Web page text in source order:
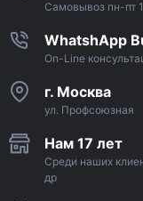
Самовывоз пн-пт
WhatshApp
On-Line
г. Москва
ул. Профсоюзная
Нам 17 лет
Среди наших
др